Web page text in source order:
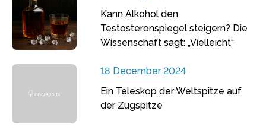
Kann Alkohol den
Testosteronspiegel steigern? Die
Wissenschaft sagt: „Vielleicht“
18 December 2024
Ein Teleskop der Weltspitze auf
der Zugspitze